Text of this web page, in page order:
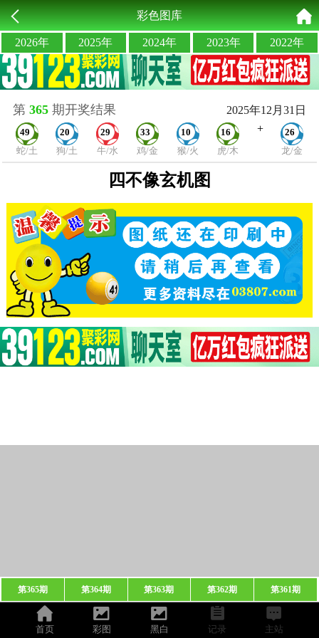
彩色图库
2026年 2025年 2024年 2023年 2022年
第 365期开奖结果 2025年12月31日
49
蛇/土
20
狗/土
29
牛/水
33
鸡/金
10
猴/火
16
虎/木
+
26
龙/金
四不像玄机图
第365期 第364期 第363期 第362期 第361期
首页 彩图 黑白 记录 主站